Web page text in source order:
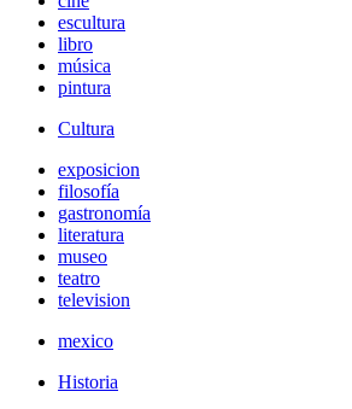
escultura
libro
música
pintura
Cultura
exposicion
filosofía
gastronomía
literatura
museo
teatro
television
mexico
Historia